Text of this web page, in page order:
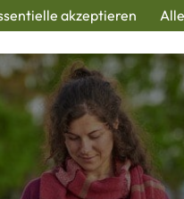
akzeptieren